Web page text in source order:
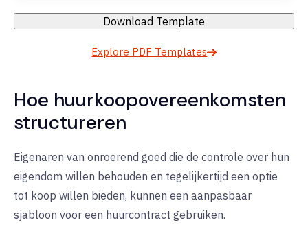
Download Template
Explore PDF Templates
Hoe huurkoopovereenkomsten
structureren
Eigenaren van onroerend goed die de controle over hun
eigendom willen behouden en tegelijkertijd een optie
tot koop willen bieden, kunnen een aanpasbaar
sjabloon voor een huurcontract gebruiken.